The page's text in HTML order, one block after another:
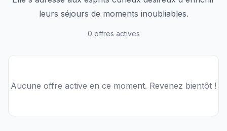
leurs séjours de moments inoubliables.
0 offres actives
Aucune offre active en ce moment. Revenez bientôt !